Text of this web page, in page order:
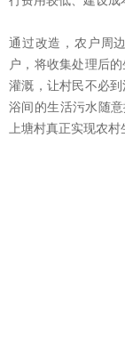
通过改造，农户周
户，将收集处理后
灌溉，让村民不必
浴间的生活污水随意
上塘村真正实现农村